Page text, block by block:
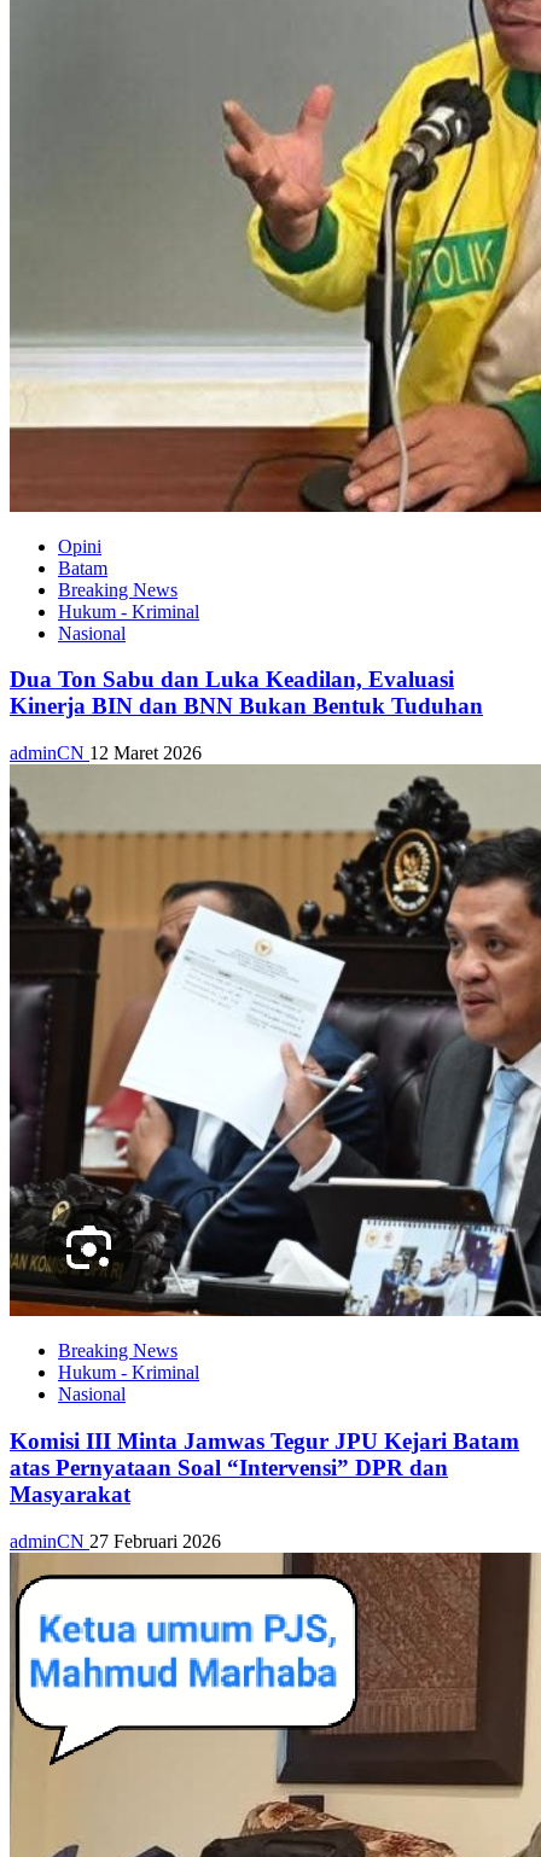
Opini
Batam
Breaking News
Hukum - Kriminal
Nasional
Dua Ton Sabu dan Luka Keadilan, Evaluasi
Kinerja BIN dan BNN Bukan Bentuk Tuduhan
adminCN 12 Maret 2026
Breaking News
Hukum - Kriminal
Nasional
Komisi III Minta Jamwas Tegur JPU Kejari Batam
atas Pernyataan Soal “Intervensi” DPR dan
Masyarakat
adminCN 27 Februari 2026